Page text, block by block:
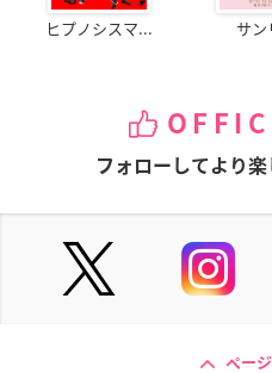
ヒプノシスマ... サン
フォローしてより楽
ペー